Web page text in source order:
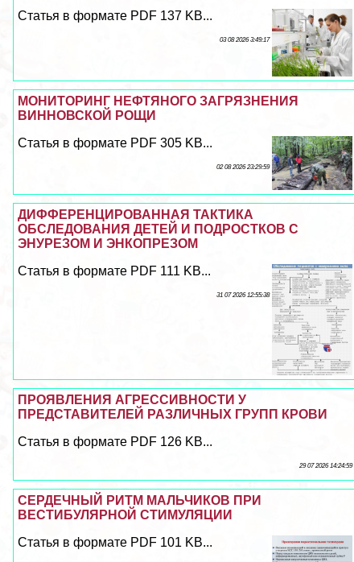
Статья в формате PDF 137 KB...
03 08 2026 3:49:17
МОНИТОРИНГ НЕФТЯНОГО ЗАГРЯЗНЕНИЯ
ВИННОВСКОЙ РОЩИ
Статья в формате PDF 305 KB...
02 08 2026 23:29:59
ДИФФЕРЕНЦИРОВАННАЯ ТАКТИКА
ОБСЛЕДОВАНИЯ ДЕТЕЙ И ПОДРОСТКОВ С
ЭНУРЕЗОМ И ЭНКОПРЕЗОМ
Статья в формате PDF 111 KB...
31 07 2026 12:55:38
ПРОЯВЛЕНИЯ АГРЕССИВНОСТИ У
ПРЕДСТАВИТЕЛЕЙ РАЗЛИЧНЫХ ГРУПП КРОВИ
Статья в формате PDF 126 KB...
29 07 2026 14:24:59
СЕРДЕЧНЫЙ РИТМ МАЛЬЧИКОВ ПРИ
ВЕСТИБУЛЯРНОЙ СТИМУЛЯЦИИ
Статья в формате PDF 101 KB...